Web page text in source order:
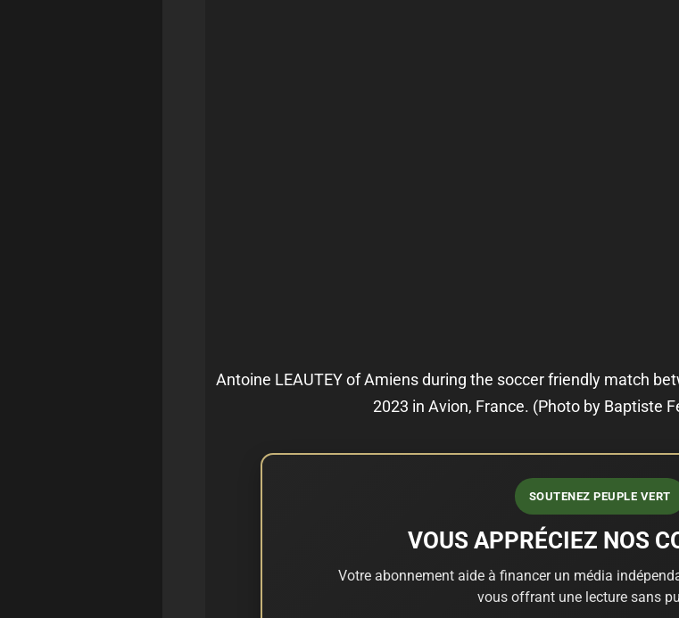
Antoine LEAUTEY of Amiens during the soccer friendly match
2023 in Avion, France. (Photo by Baptiste
SOUTENEZ PEUPLE VERT
VOUS APPRÉCIEZ NOS
Votre abonnement aide à financer un média
vous offrant une lecture sans